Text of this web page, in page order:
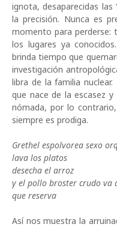
ignota, desaparecidas
la precisión. Nunca es
momento para perderse:
los lugares ya
brinda tiempo que
investigación
libra de la familia
que nace de la escasez
nómada, por lo
siempre es prodiga.
Grethel espolvorea sexo
lava los platos
desecha el arroz
y el pollo broster crudo va
que reserva
Así nos muestra la